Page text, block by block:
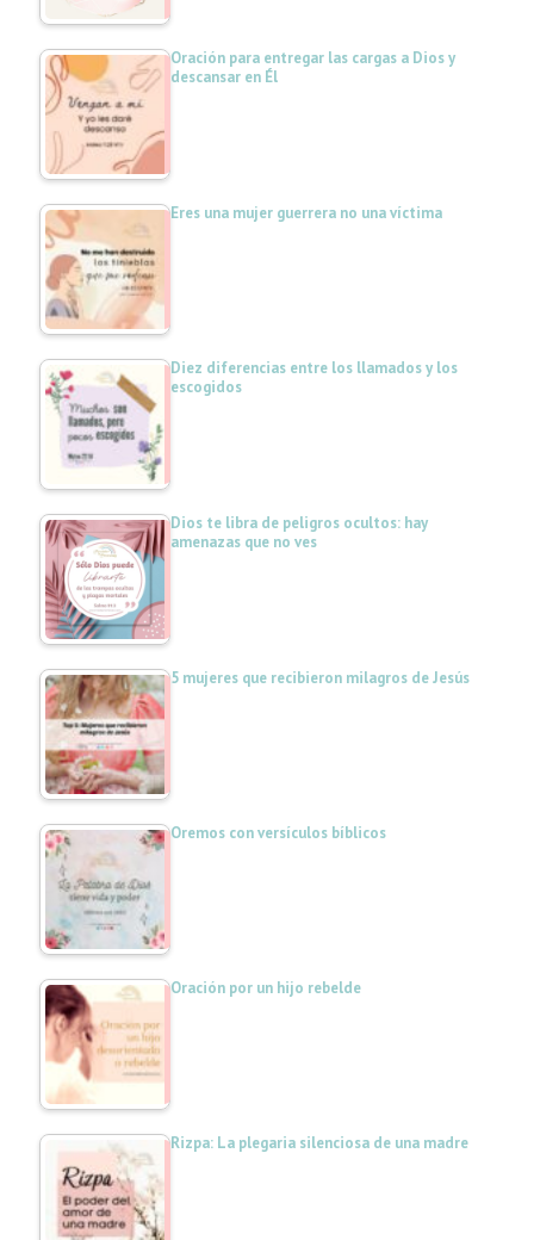
Oración para entregar las cargas a Dios y
descansar en Él
Eres una mujer guerrera no una víctima
Diez diferencias entre los llamados y los
escogidos
Dios te libra de peligros ocultos: hay
amenazas que no ves
5 mujeres que recibieron milagros de Jesús
Oremos con versículos bíblicos
Oración por un hijo rebelde
Rizpa: La plegaria silenciosa de una madre